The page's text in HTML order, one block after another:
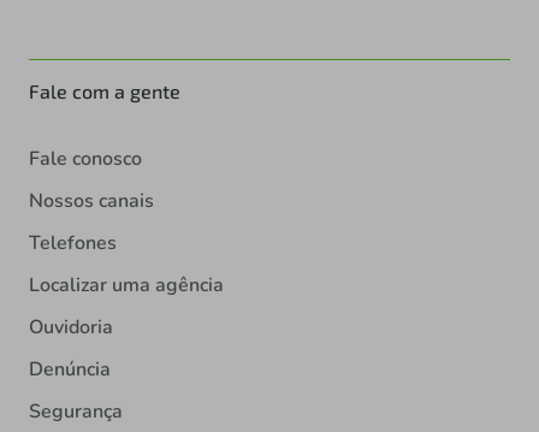
Fale com a gente
Fale conosco
Nossos canais
Telefones
Localizar uma agência
Ouvidoria
Denúncia
Segurança